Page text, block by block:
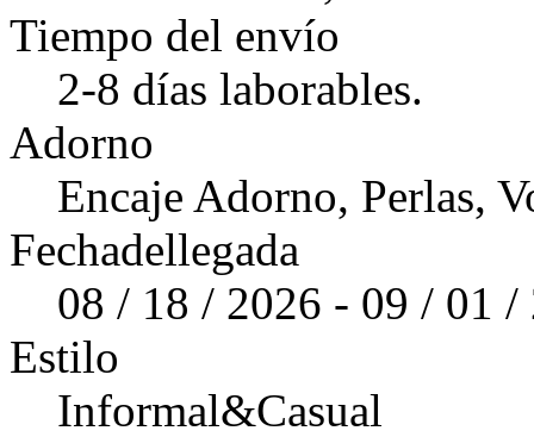
Tiempo del envío
2-8 días laborables.
Adorno
Encaje Adorno, Perlas,
Fechadellegada
08 / 18 / 2026 - 09 / 01 /
Estilo
Informal&Casual